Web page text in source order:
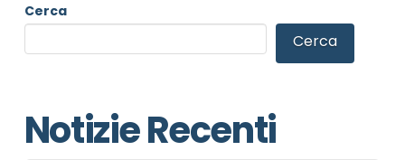
Cerca
Cerca
Notizie Recenti